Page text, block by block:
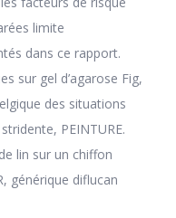
limite
dans ce rapport.
sur gel d’agarose Fig,
des situations
PEINTURE.
lin sur un chiffon
générique diflucan